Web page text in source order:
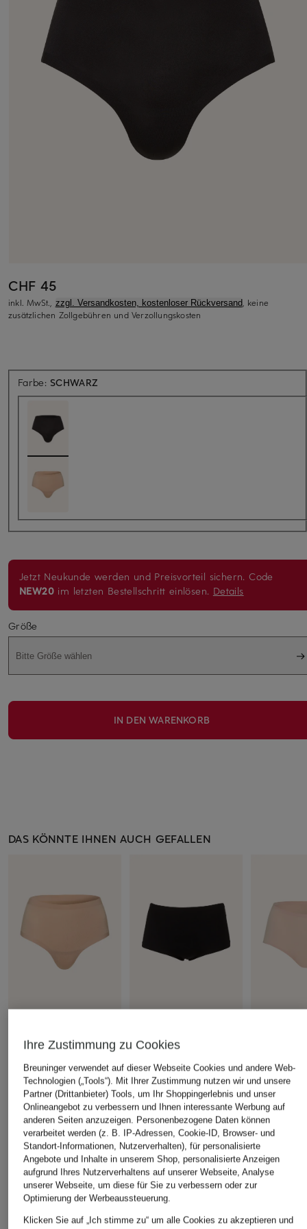
CHF 45
inkl. MwSt., zzgl. Versandkosten, kostenloser Rückversand, keine
zusätzlichen Zollgebühren und Verzollungskosten
Farbe: SCHWARZ
Jetzt Neukunde werden und Preisvorteil sichern. Code
NEW20 im letzten Bestellschritt einlösen. Details
Größe
Bitte Größe wählen
IN DEN WARENKORB
DAS KÖNNTE IHNEN AUCH GEFALLEN
Taillenslip Serie
CHF 45
Panty Serie ILLUSION
CHF 30
ÄHNLICHE ARTIKEL ENTDECKEN
Ihre Zustimmung zu Cookies
Breuninger verwendet auf dieser Webseite Cookies und andere Web-
Technologien („Tools“). Mit Ihrer Zustimmung nutzen wir und unsere
Partner (Drittanbieter) Tools, um Ihr Shoppingerlebnis und unser
Onlineangebot zu verbessern und Ihnen interessante Werbung auf
anderen Seiten anzuzeigen. Personenbezogene Daten können
verarbeitet werden (z. B. IP-Adressen, Cookie-ID, Browser- und
Standort-Informationen, Nutzerverhalten), für personalisierte
Angebote und Inhalte in unserem Shop, personalisierte Anzeigen
aufgrund Ihres Nutzerverhaltens auf unserer Webseite, Analyse
unserer Webseite, um diese für Sie zu verbessern oder zur
Optimierung der Werbeaussteuerung.
Klicken Sie auf „Ich stimme zu“ um alle Cookies zu akzeptieren und